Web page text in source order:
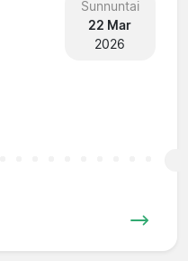
Sunnuntai
22 Mar
2026